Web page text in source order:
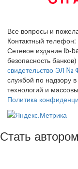
Все вопросы и
Контактный телефон:
Сетевое издание ib-
безопасность
свидетельство ЭЛ №
службой по надзору
технологий и
Политика
Стать